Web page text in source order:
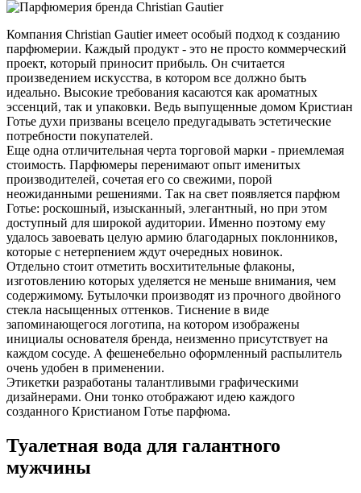
Компания Christian Gautier имеет особый подход к созданию
парфюмерии. Каждый продукт - это не просто коммерческий
проект, который приносит прибыль. Он считается
произведением искусства, в котором все должно быть
идеально. Высокие требования касаются как ароматных
эссенций, так и упаковки. Ведь выпущенные домом Кристиан
Готье духи призваны всецело предугадывать эстетические
потребности покупателей.
Еще одна отличительная черта торговой марки - приемлемая
стоимость. Парфюмеры перенимают опыт именитых
производителей, сочетая его со свежими, порой
неожиданными решениями. Так на свет появляется парфюм
Готье: роскошный, изысканный, элегантный, но при этом
доступный для широкой аудитории. Именно поэтому ему
удалось завоевать целую армию благодарных поклонников,
которые с нетерпением ждут очередных новинок.
Отдельно стоит отметить восхитительные флаконы,
изготовлению которых уделяется не меньше внимания, чем
содержимому. Бутылочки производят из прочного двойного
стекла насыщенных оттенков. Тиснение в виде
запоминающегося логотипа, на котором изображены
инициалы основателя бренда, неизменно присутствует на
каждом сосуде. А фешенебельно оформленный распылитель
очень удобен в применении.
Этикетки разработаны талантливыми графическими
дизайнерами. Они тонко отображают идею каждого
созданного Кристианом Готье парфюма.
Туалетная вода для галантного
мужчины